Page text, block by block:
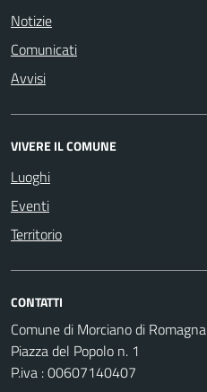
Notizie
Comunicati
Avvisi
VIVERE IL COMUNE
Luoghi
Eventi
Territorio
CONTATTI
Comune di Morciano di Romagna
Piazza del Popolo n. 1
P.iva : 00607140407